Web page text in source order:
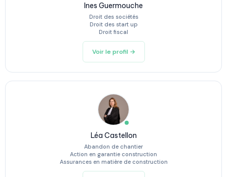
Ines Guermouche
Droit des sociétés
Droit des start up
Droit fiscal
Voir le profil →
Léa Castellon
Abandon de chantier
Action en garantie construction
Assurances en matière de construction